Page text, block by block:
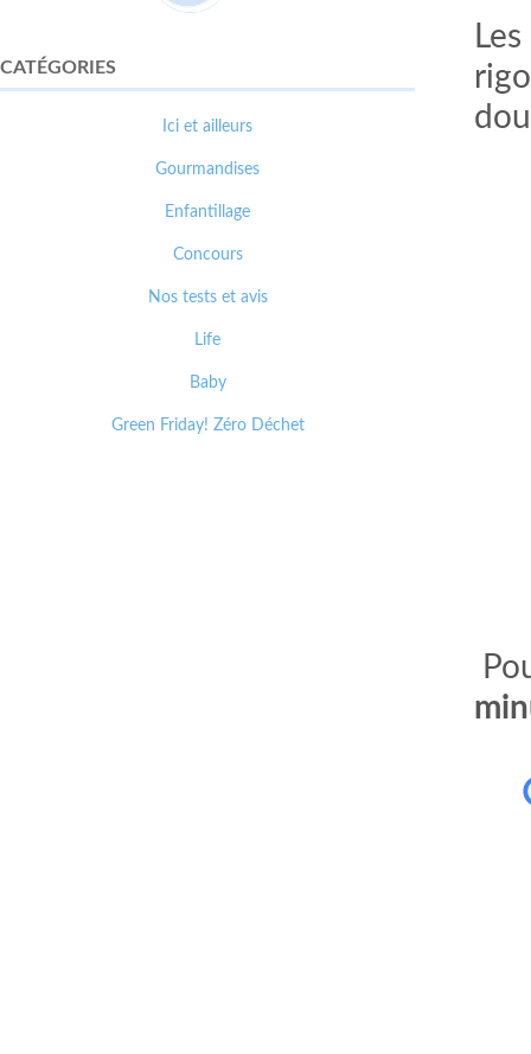
CATÉGORIES
Ici et ailleurs
Gourmandises
Enfantillage
Concours
Nos tests et avis
Life
Baby
Green Friday! Zéro Déchet